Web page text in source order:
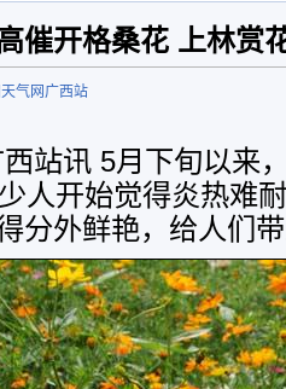
催开格桑花 上林赏
气网广西站
站讯 5月下旬以来
人开始觉得炎热难
分外鲜艳，给人们